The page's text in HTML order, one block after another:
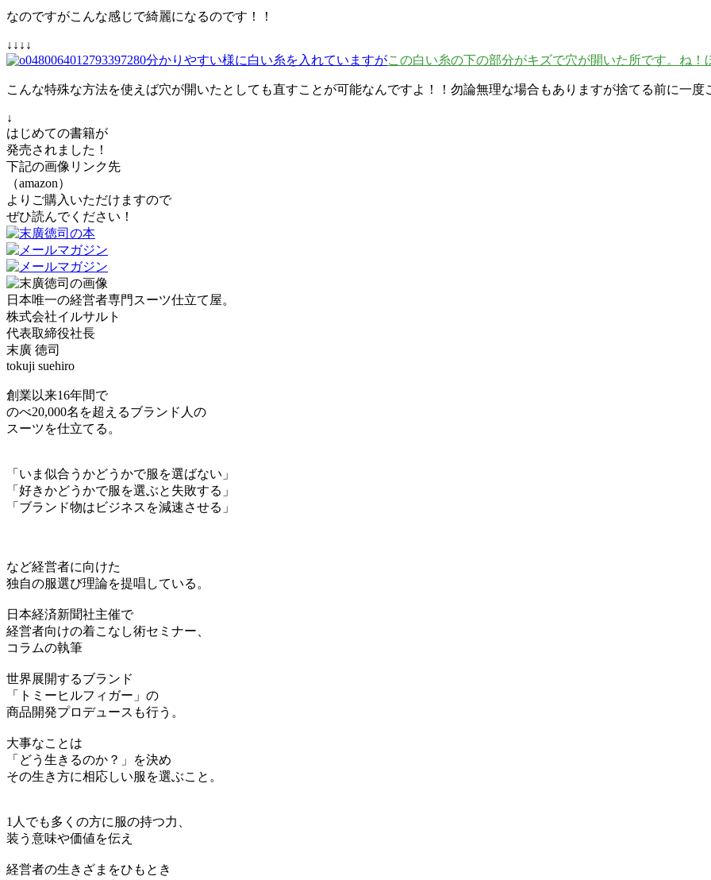
なのですがこんな感じで綺麗になるのです！！
↓↓↓↓
分かりやすい様に白い糸を入れていますがこの白い糸の下の部分がキズで穴が開いた所です。 ね！
こんな特殊な方法を使えば穴が開いたとしても直すことが可能なんですよ！！勿論無理な場合もありますが捨てる前に一度
↓
はじめての書籍が
発売されました！
下記の画像リンク先
（amazon）
よりご購入いただけますので
ぜひ読んでください！
日本唯一の経営者専門スーツ仕立て屋。
株式会社イルサルト
代表取締役社長
末廣 徳司
tokuji suehiro
創業以来16年間で
のべ20,000名を超えるブランド人の
スーツを仕立てる。
「いま似合うかどうかで服を選ばない」
「好きかどうかで服を選ぶと失敗する」
「ブランド物はビジネスを減速させる」
など経営者に向けた
独自の服選び理論を提唱している。
日本経済新聞社主催で
経営者向けの着こなし術セミナー、
コラムの執筆
世界展開するブランド
「トミーヒルフィガー」の
商品開発プロデュースも行う。
大事なことは
「どう生きるのか？」を決め
その生き方に相応しい服を選ぶこと。
1人でも多くの方に服の持つ力、
装う意味や価値を伝え
経営者の生きざまをひもとき